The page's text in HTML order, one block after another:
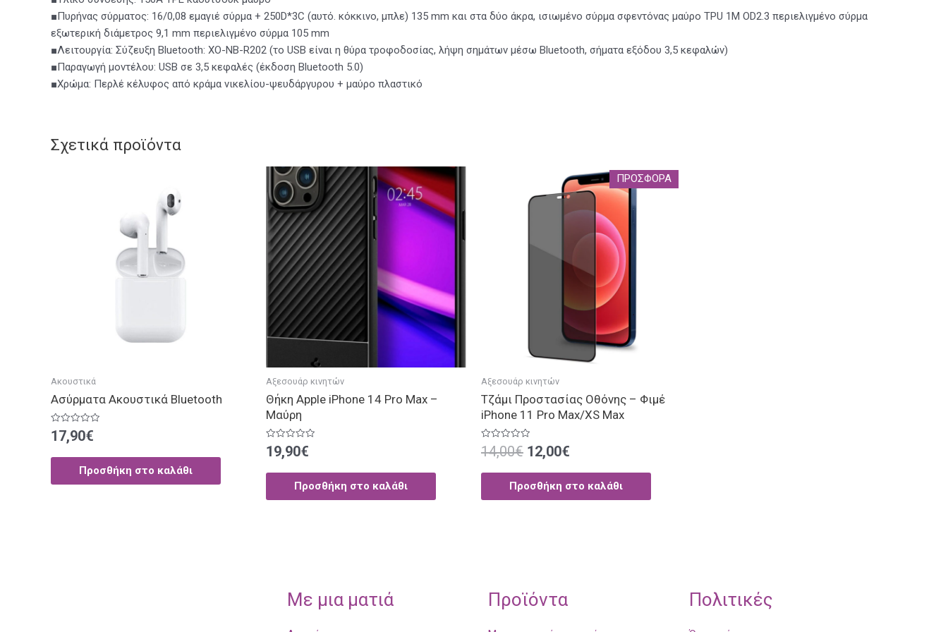
■Πυρήνας σύρματος: 16/0,08 εμαγιέ σύρμα + 250D*3C (αυτό. κόκκινο, μπλε) 135 mm και στα δύο άκρα, ισιωμένο σύρμα σφεντόνας μαύρο TPU 1M OD2.3 περιελιγμένο σύρμα
εξωτερική διάμετρος 9,1 mm περιελιγμένο σύρμα 105 mm
■Λειτουργία: Σύζευξη Bluetooth: XO-NB-R202 (το USB είναι η θύρα τροφοδοσίας, λήψη σημάτων μέσω Bluetooth, σήματα εξόδου 3,5 κεφαλών)
■Παραγωγή μοντέλου: USB σε 3,5 κεφαλές (έκδοση Bluetooth 5.0)
■Χρώμα: Περλέ κέλυφος από κράμα νικελίου-ψευδάργυρου + μαύρο πλαστικό
Σχετικά προϊόντα
Ακουστικά
Ασύρματα Ακουστικά Bluetooth
Βαθμολογήθηκε
με
από
17,90€
Προσθήκη στο καλάθι
Αξεσουάρ κινητών
Θήκη Apple iPhone 14 Pro Max –
Μαύρη
Βαθμολογήθηκε
με
από
19,90€
Προσθήκη στο καλάθι
ΠΡΟΣΦΟΡΑ‎‎
Αξεσουάρ κινητών
Τζάμι Προστασίας Οθόνης – Φιμέ
iPhone 11 Pro Max/XS Max
Βαθμολογήθηκε
με
από
14,00€ 12,00€
Προσθήκη στο καλάθι
Με μια ματιά Προϊόντα Πολιτικές